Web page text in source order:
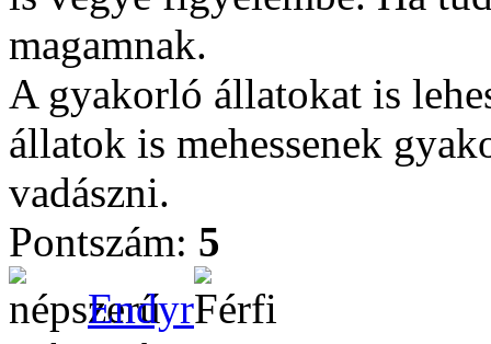
magamnak.
A gyakorló állatokat is
állatok is mehessenek
vadászni.
Pontszám: 5
Endyr